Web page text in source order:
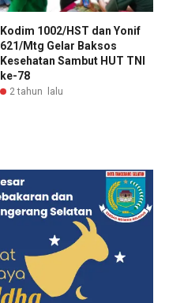
Kodim 1002/HST dan Yonif
621/Mtg Gelar Baksos
Kesehatan Sambut HUT TNI
ke-78
2 tahun lalu